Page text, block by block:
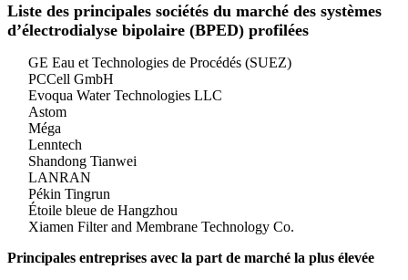
Liste des principales sociétés du marché des systèmes
d’électrodialyse bipolaire (BPED) profilées
GE Eau et Technologies de Procédés (SUEZ)
PCCell GmbH
Evoqua Water Technologies LLC
Astom
Méga
Lenntech
Shandong Tianwei
LANRAN
Pékin Tingrun
Étoile bleue de Hangzhou
Xiamen Filter and Membrane Technology Co.
Principales entreprises avec la part de marché la plus élevée